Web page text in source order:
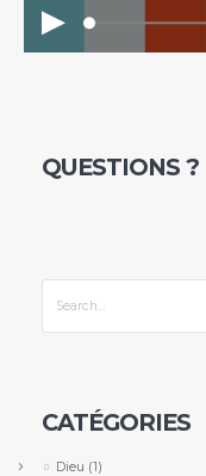
QUESTIONS ?
CATÉGORIES
Dieu (1)